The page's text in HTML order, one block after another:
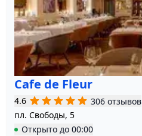
Cafe de Fleur
4.6
306 отзывов
пл. Свободы, 5
Открыто до 00:00